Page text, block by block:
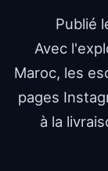
Publié
Avec
Maroc, les
pages
à la